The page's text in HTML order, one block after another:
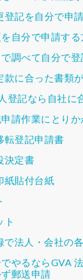
登記を自分で申
自分で申請す
調べて自分で
款に合った書類
登記なら自社に
請作業にとりか
登記申請書
決定書
貼付台紙
ト
で法人・会社の
やるならGVA
郵送申請